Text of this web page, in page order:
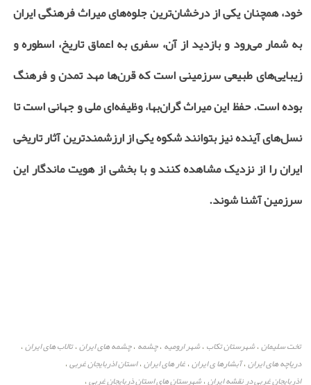
خود، همچنان یکی از درخشان‌ترین جلوه‌های میراث فرهنگی ایران
به شمار می‌رود و بازدید از آن، سفری به اعماق تاریخ، اسطوره و
زیبایی‌های طبیعی سرزمینی است که قرن‌ها مهد تمدن و فرهنگ
بوده است. حفظ این میراث گران‌بها، وظیفه‌ای ملی و جهانی است تا
نسل‌های آینده نیز بتوانند شکوه یکی از ارزشمندترین آثار تاریخی
ایران را از نزدیک مشاهده کنند و با بخشی از هویت ماندگار این
سرزمین آشنا شوند.
تخت سلیمان،شهرستان تکاب ،شهر ارومیه ،چشمه ،چشمه های ایران،تالاب های ایران،
دریاچه های ایران،آبشارها ی ایران،غار های ایران،استان اذربایجان غربی،
اذربایجان غربی در نقشه ایران،شهرستان های استان ذربایجان غربی،